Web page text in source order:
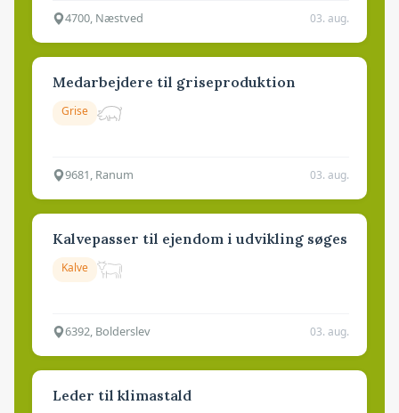
4700, Næstved 03. aug.
Medarbejdere til griseproduktion
Grise
9681, Ranum 03. aug.
Kalvepasser til ejendom i udvikling søges
Kalve
6392, Bolderslev 03. aug.
Leder til klimastald